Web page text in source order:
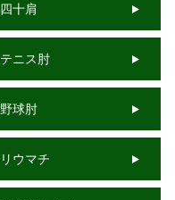
四十肩
テニス肘
野球肘
リウマチ